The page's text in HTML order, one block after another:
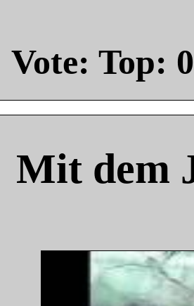
Vote: Top: 0
Mit dem